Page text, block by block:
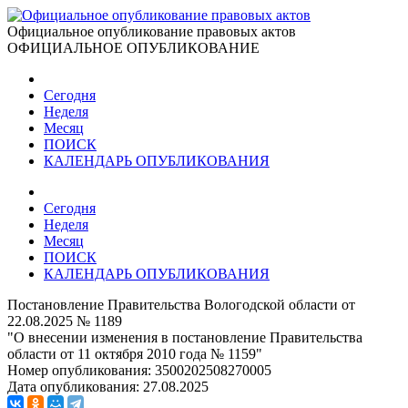
Официальное опубликование правовых актов
ОФИЦИАЛЬНОЕ ОПУБЛИКОВАНИЕ
Сегодня
Неделя
Месяц
ПОИСК
КАЛЕНДАРЬ ОПУБЛИКОВАНИЯ
Сегодня
Неделя
Месяц
ПОИСК
КАЛЕНДАРЬ ОПУБЛИКОВАНИЯ
Постановление Правительства Вологодской области от
22.08.2025 № 1189
"О внесении изменения в постановление Правительства
области от 11 октября 2010 года № 1159"
Номер опубликования: 3500202508270005
Дата опубликования: 27.08.2025